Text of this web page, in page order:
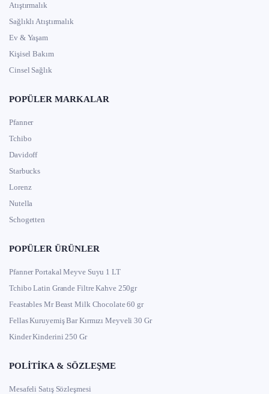
Atıştırmalık
Sağlıklı Atıştırmalık
Ev & Yaşam
Kişisel Bakım
Cinsel Sağlık
POPÜLER MARKALAR
Pfanner
Tchibo
Davidoff
Starbucks
Lorenz
Nutella
Schogetten
POPÜLER ÜRÜNLER
Pfanner Portakal Meyve Suyu 1 LT
Tchibo Latin Grande Filtre Kahve 250gr
Feastables Mr Beast Milk Chocolate 60 gr
Fellas Kuruyemiş Bar Kırmızı Meyveli 30 Gr
Kinder Kinderini 250 Gr
POLITIKA & SÖZLEŞME
Mesafeli Satış Sözleşmesi